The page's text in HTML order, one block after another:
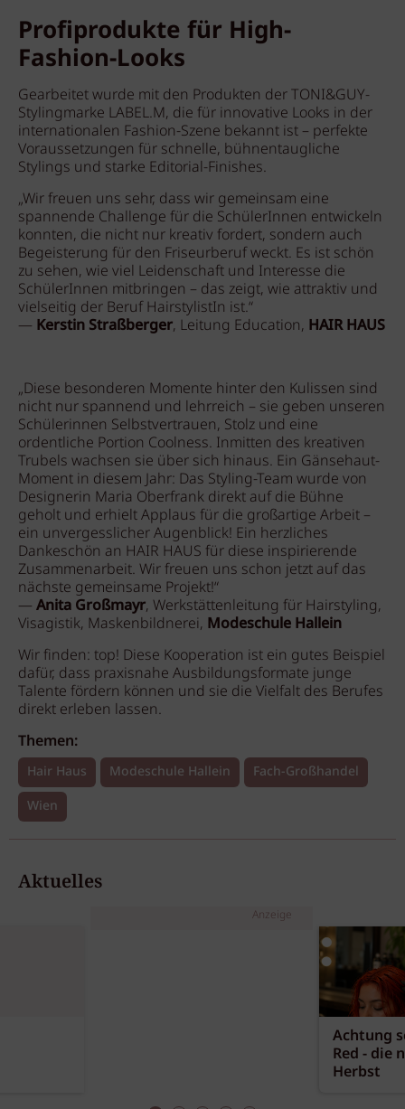
Profiprodukte für High-
Fashion-Looks
Gearbeitet wurde mit den Produkten der TONI&GUY-
Stylingmarke LABEL.M, die für innovative Looks in der
internationalen Fashion-Szene bekannt ist – perfekte
Voraussetzungen für schnelle, bühnentaugliche
Stylings und starke Editorial-Finishes.
„Wir freuen uns sehr, dass wir gemeinsam eine
spannende Challenge für die SchülerInnen entwickeln
konnten, die nicht nur kreativ fordert, sondern auch
Begeisterung für den Friseurberuf weckt. Es ist schön
zu sehen, wie viel Leidenschaft und Interesse die
SchülerInnen mitbringen – das zeigt, wie attraktiv und
vielseitig der Beruf HairstylistIn ist.“
— Kerstin Straßberger, Leitung Education, HAIR HAUS
„Diese besonderen Momente hinter den Kulissen sind
nicht nur spannend und lehrreich – sie geben unseren
Schülerinnen Selbstvertrauen, Stolz und eine
ordentliche Portion Coolness. Inmitten des kreativen
Trubels wachsen sie über sich hinaus. Ein Gänsehaut-
Moment in diesem Jahr: Das Styling-Team wurde von
Designerin Maria Oberfrank direkt auf die Bühne
geholt und erhielt Applaus für die großartige Arbeit –
ein unvergesslicher Augenblick! Ein herzliches
Dankeschön an HAIR HAUS für diese inspirierende
Zusammenarbeit. Wir freuen uns schon jetzt auf das
nächste gemeinsame Projekt!“
— Anita Großmayr, Werkstättenleitung für Hairstyling,
Visagistik, Maskenbildnerei, Modeschule Hallein
Wir finden: top! Diese Kooperation ist ein gutes Beispiel
dafür, dass praxisnahe Ausbildungsformate junge
Talente fördern können und sie die Vielfalt des Berufes
direkt erleben lassen.
Themen:
Hair Haus Modeschule Hallein
Fach-Großhandel
Wien
Aktuelles
Anzeige
Achtung
Red - die
Herbst